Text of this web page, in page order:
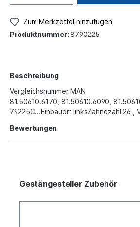
Zum Merkzettel hinzufügen
Produktnummer: 8790225
Beschreibung
Vergleichsnummer MAN
81.50610.6170, 81.50610.6090,
79225C...Einbauort linksZähnezahl 26 ,
Bewertungen
Gestängesteller Zubehör